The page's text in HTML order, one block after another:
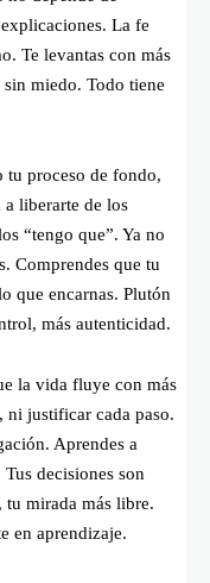
La fe
Te levantas con más
miedo. Todo tiene
tu proceso de fondo,
a liberarte de los
“tengo que”. Ya no
Comprendes que tu
que encarnas. Plutón
más autenticidad.
la vida fluye con más
ni justificar cada paso.
Aprendes a
decisiones son
tu mirada más libre.
en aprendizaje.